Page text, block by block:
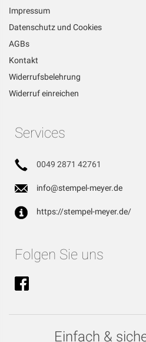
Impressum
Datenschutz und Cookies
AGBs
Kontakt
Widerrufsbelehrung
Widerruf einreichen
Services
0049 2871 42761
info@stempel-meyer.de
https://stempel-meyer.de/
Folgen Sie uns
Einfach &